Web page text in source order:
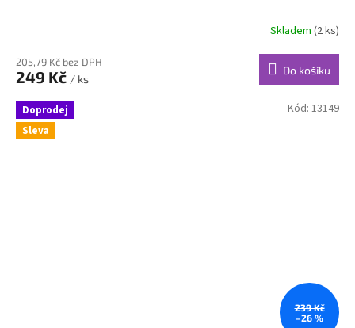
Skladem (2 ks)
205,79 Kč bez DPH
249 Kč / ks
Do košíku
Doprodej
Sleva
239 Kč
–26 %
Kód: 13149